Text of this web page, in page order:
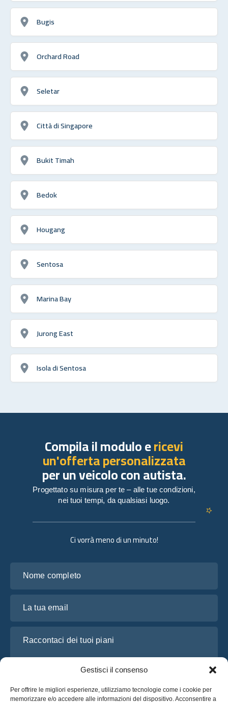
Gestisci il consenso
Per offrire le migliori esperienze, utilizziamo tecnologie come i cookie per
memorizzare e/o accedere alle informazioni del dispositivo. Acconsentire a
Bugis
Orchard Road
Seletar
Città di Singapore
Bukit Timah
Bedok
Hougang
Sentosa
Marina Bay
Jurong East
Isola di Sentosa
Ci vorrà meno di un minuto!
Compila il modulo ericevi
un'offerta personalizzata
per un veicolo con autista.
Progettato su misura per te – alle tue condizioni,
nei tuoi tempi, da qualsiasi luogo.